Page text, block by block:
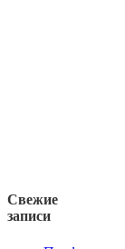
Свежие
записи